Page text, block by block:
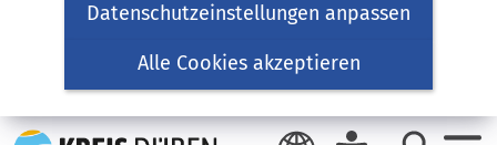
Datenschutzeinstellungen anpassen
Alle Cookies akzeptieren